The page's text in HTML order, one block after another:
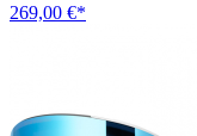
269,00 €*